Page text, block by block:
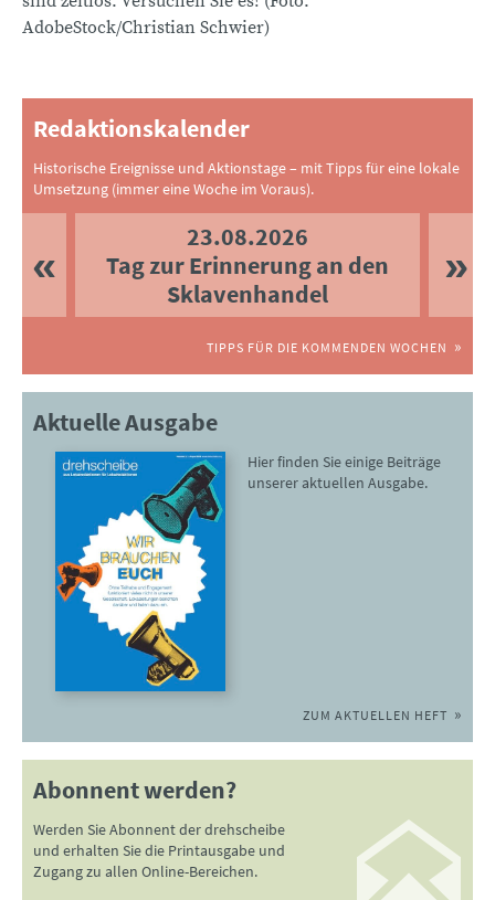
AdobeStock/Christian Schwier)
Redaktionskalender
Historische Ereignisse und Aktionstage – mit Tipps für eine lokale
Umsetzung (immer eine Woche im Voraus).
23.08.2026
Tag zur Erinnerung an den
Sklavenhandel
TIPPS FÜR DIE KOMMENDEN WOCHEN
Aktuelle Ausgabe
Hier finden Sie einige Beiträge
unserer aktuellen Ausgabe.
ZUM AKTUELLEN HEFT
Abonnent werden?
Werden Sie Abonnent der drehscheibe
und erhalten Sie die Printausgabe und
Zugang zu allen Online-Bereichen.